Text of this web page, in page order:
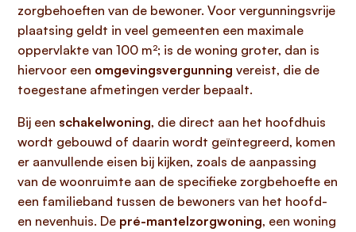
zorgbehoeften van de bewoner. Voor vergunningsvrije
plaatsing geldt in veel gemeenten een maximale
oppervlakte van 100 m²; is de woning groter, dan is
hiervoor een omgevingsvergunning vereist, die de
toegestane afmetingen verder bepaalt.
Bij een schakelwoning, die direct aan het hoofdhuis
wordt gebouwd of daarin wordt geïntegreerd, komen
er aanvullende eisen bij kijken, zoals de aanpassing
van de woonruimte aan de specifieke zorgbehoefte en
een familieband tussen de bewoners van het hoofd-
en nevenhuis. De pré-mantelzorgwoning, een woning